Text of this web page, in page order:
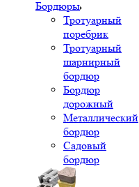
Бордюры
Тротуарный
поребрик
Тротуарный
шарнирный
бордюр
Бордюр
дорожный
Металлический
бордюр
Садовый
бордюр